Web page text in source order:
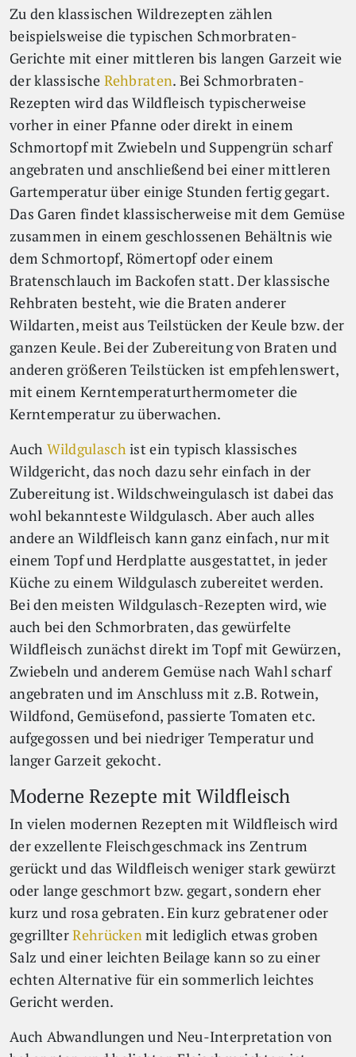
Zu den klassischen Wildrezepten zählen
beispielsweise die typischen Schmorbraten-
Gerichte mit einer mittleren bis langen Garzeit wie
der klassische Rehbraten. Bei Schmorbraten-
Rezepten wird das Wildfleisch typischerweise
vorher in einer Pfanne oder direkt in einem
Schmortopf mit Zwiebeln und Suppengrün scharf
angebraten und anschließend bei einer mittleren
Gartemperatur über einige Stunden fertig gegart.
Das Garen findet klassischerweise mit dem Gemüse
zusammen in einem geschlossenen Behältnis wie
dem Schmortopf, Römertopf oder einem
Bratenschlauch im Backofen statt. Der klassische
Rehbraten besteht, wie die Braten anderer
Wildarten, meist aus Teilstücken der Keule bzw. der
ganzen Keule. Bei der Zubereitung von Braten und
anderen größeren Teilstücken ist empfehlenswert,
mit einem Kerntemperaturthermometer die
Kerntemperatur zu überwachen.
Auch Wildgulaschist ein typisch klassisches
Wildgericht, das noch dazu sehr einfach in der
Zubereitung ist. Wildschweingulasch ist dabei das
wohl bekannteste Wildgulasch. Aber auch alles
andere an Wildfleisch kann ganz einfach, nur mit
einem Topf und Herdplatte ausgestattet, in jeder
Küche zu einem Wildgulasch zubereitet werden.
Bei den meisten Wildgulasch-Rezepten wird, wie
auch bei den Schmorbraten, das gewürfelte
Wildfleisch zunächst direkt im Topf mit Gewürzen,
Zwiebeln und anderem Gemüse nach Wahl scharf
angebraten und im Anschluss mit z.B. Rotwein,
Wildfond, Gemüsefond, passierte Tomaten etc.
aufgegossen und bei niedriger Temperatur und
langer Garzeit gekocht.
Moderne Rezepte mit Wildfleisch
In vielen modernen Rezepten mit Wildfleisch wird
der exzellente Fleischgeschmack ins Zentrum
gerückt und das Wildfleisch weniger stark gewürzt
oder lange geschmort bzw. gegart, sondern eher
kurz und rosa gebraten. Ein kurz gebratener oder
gegrillterRehrückenmit lediglich etwas groben
Salz und einer leichten Beilage kann so zu einer
echten Alternative für ein sommerlich leichtes
Gericht werden.
Auch Abwandlungen und Neu-Interpretation von